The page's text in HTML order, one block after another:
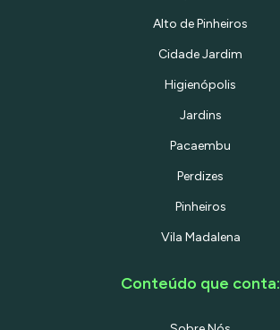
Alto de Pinheiros
Cidade Jardim
Higienópolis
Jardins
Pacaembu
Perdizes
Pinheiros
Vila Madalena
Conteúdo que conta: